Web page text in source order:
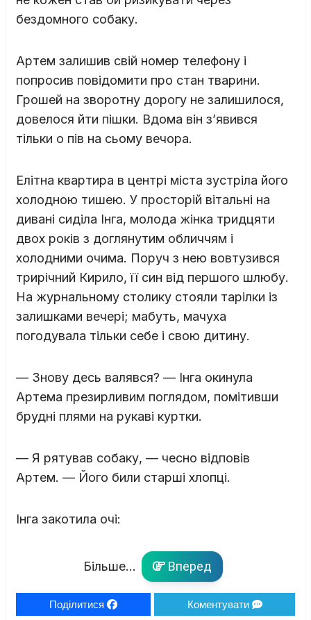
бездомного собаку.
Артем залишив свій номер телефону і
попросив повідомити про стан тварини.
Грошей на зворотну дорогу не залишилося,
довелося йти пішки. Вдома він з’явився
тільки о пів на сьому вечора.
Елітна квартира в центрі міста зустріла його
холодною тишею. У просторій вітальні на
дивані сиділа Інга, молода жінка тридцяти
двох років з доглянутим обличчям і
холодними очима. Поруч з нею вовтузився
трирічний Кирило, її син від першого шлюбу.
На журнальному столику стояли тарілки із
залишками вечері; мабуть, мачуха
погодувала тільки себе і свою дитину.
— Знову десь валявся? — Інга окинула
Артема презирливим поглядом, помітивши
брудні плями на рукаві куртки.
— Я рятував собаку, — чесно відповів
Артем. — Його били старші хлопці.
Інга закотила очі:
Більше... Вперед
Поділитися Коментувати